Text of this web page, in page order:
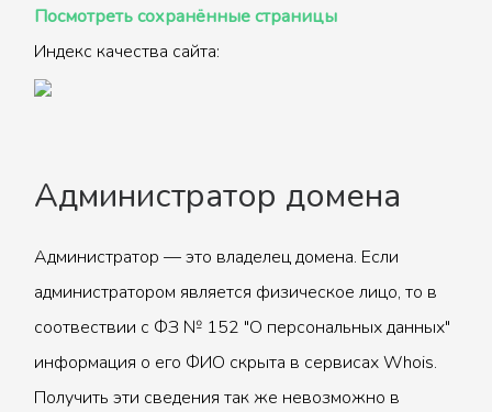
Посмотреть сохранённые страницы
Индекс качества сайта:
Администратор домена
Администратор — это владелец домена. Если
администратором является физическое лицо, то в
соотвествии с ФЗ № 152 "О персональных данных"
информация о его ФИО скрыта в сервисах Whois.
Получить эти сведения так же невозможно в